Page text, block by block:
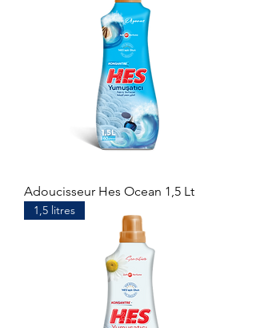
Adoucisseur Hes Ocean 1,5 Lt
1,5 litres